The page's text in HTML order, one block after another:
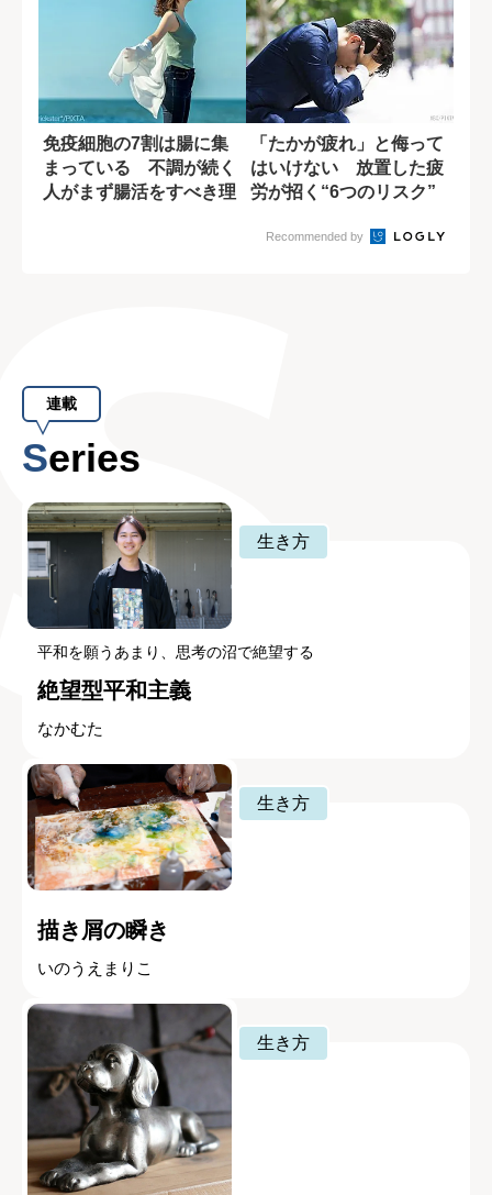
免疫細胞の7割は腸に集
まっている 不調が続く
人がまず腸活をすべき理
「たかが疲れ」と侮って
はいけない 放置した疲
労が招く“6つのリスク”
Recommended by
連載
Series
生き方
平和を願うあまり、思考の沼で絶望する
絶望型平和主義
なかむた
生き方
描き屑の瞬き
いのうえまりこ
生き方